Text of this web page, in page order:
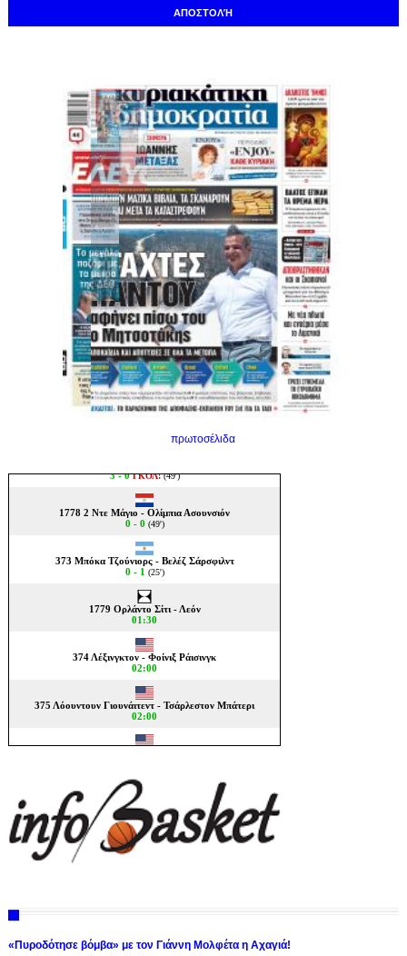
πρωτοσέλιδα
«Πυροδότησε βόμβα» με τον Γιάννη Μολφέτα η Αχαγιά!